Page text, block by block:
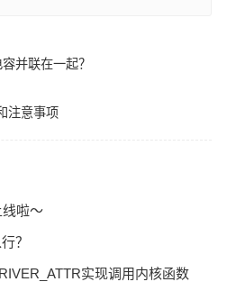
并联在一起？
注意事项
啦～
？
实现调用内核函数